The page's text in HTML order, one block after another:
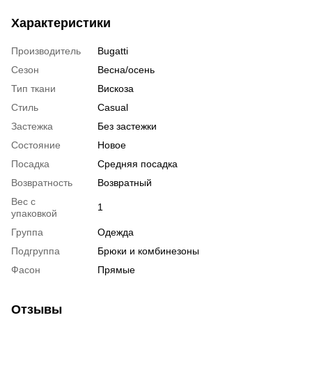
Характеристики
Производитель
Bugatti
Сезон
Весна/осень
Тип ткани
Вискоза
Стиль
Casual
Застежка
Без застежки
Состояние
Новое
Посадка
Средняя посадка
Возвратность
Возвратный
Вес с
упаковкой
1
Группа
Одежда
Подгруппа
Брюки и комбинезоны
Фасон
Прямые
Отзывы